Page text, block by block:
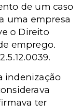
de um caso
uma empresa
o Direito
emprego.
indenização
ter